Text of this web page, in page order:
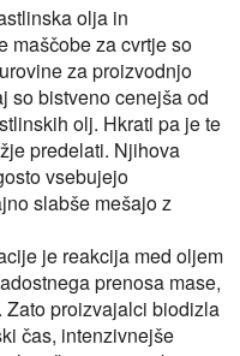
olja in
maščobe za cvrtje so
za proizvodnjo
so bistveno cenejša od
olj. Hkrati pa je te
predelati. Njihova
vsebujejo
slabše mešajo z
je reakcija med oljem
prenosa mase,
Zato proizvajalci biodizla
čas, intenzivnejše